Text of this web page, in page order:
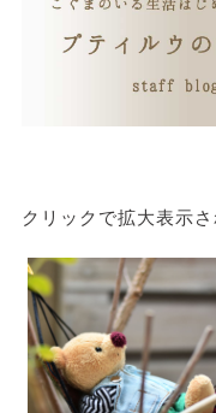
クリックで拡大表示